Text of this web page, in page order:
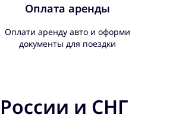
Оплата аренды
Оплати аренду авто и оформи
документы для поездки
и СНГ